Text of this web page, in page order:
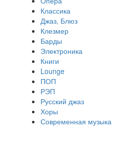
Классика
Джаз, Блюз
Клезмер
Барды
Электроника
Книги
Lounge
ПОП
РЭП
Русский джаз
Хоры
Современная музыка